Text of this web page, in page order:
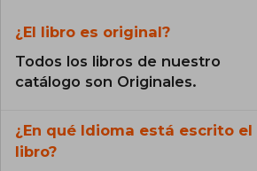
¿El libro es original?
Todos los libros de nuestro
catálogo son Originales.
¿En qué Idioma está escrito el
libro?